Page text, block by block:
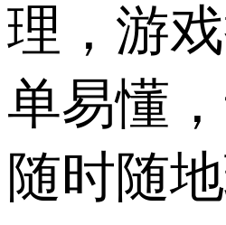
理，游
单易懂
随时随